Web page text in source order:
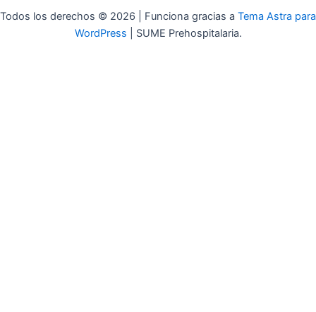
Todos los derechos © 2026 | Funciona gracias a Tema Astra para
WordPress | SUME Prehospitalaria.